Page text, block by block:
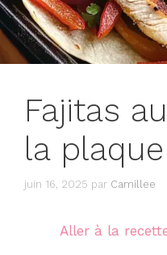
Fajitas
la plaque
juin 16, 2025 par Camillee
Aller à la